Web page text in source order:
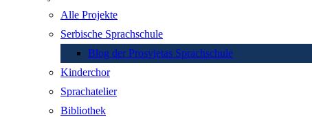
Alle Projekte
Serbische Sprachschule
Blog der Prosvjetas Sprachschule
Kinderchor
Sprachatelier
Bibliothek